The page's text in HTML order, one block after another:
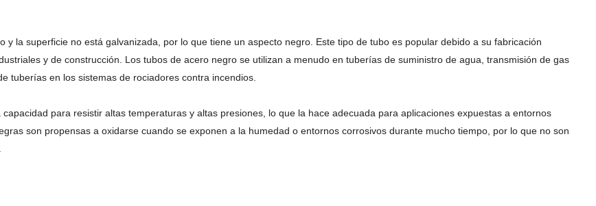
la superficie no está galvanizada, por lo que tiene un aspecto negro. Este tipo de tubo es popular debido a su fabricación
y de construcción. Los tubos de acero negro se utilizan a menudo en tuberías de suministro de agua, transmisión de gas
tuberías en los sistemas de rociadores contra incendios.
para resistir altas temperaturas y altas presiones, lo que la hace adecuada para aplicaciones expuestas a entornos
son propensas a oxidarse cuando se exponen a la humedad o entornos corrosivos durante mucho tiempo, por lo que no son